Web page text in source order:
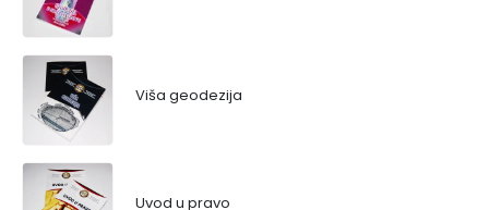
Viša geodezija
Uvod u pravo